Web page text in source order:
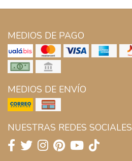
MEDIOS DE PAGO
MEDIOS DE ENVÍO
NUESTRAS REDES SOCIALES